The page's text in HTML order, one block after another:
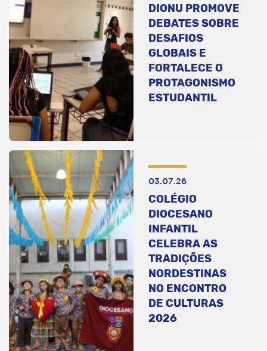
DIONU PROMOVE
DEBATES SOBRE
DESAFIOS
GLOBAIS E
FORTALECE O
PROTAGONISMO
ESTUDANTIL
03.07.26
COLÉGIO
DIOCESANO
INFANTIL
CELEBRA AS
TRADIÇÕES
NORDESTINAS
NO ENCONTRO
DE CULTURAS
2026